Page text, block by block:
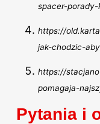
spacer-
https://
jak-chodzic-
https://
pomagaja-
Pytania i